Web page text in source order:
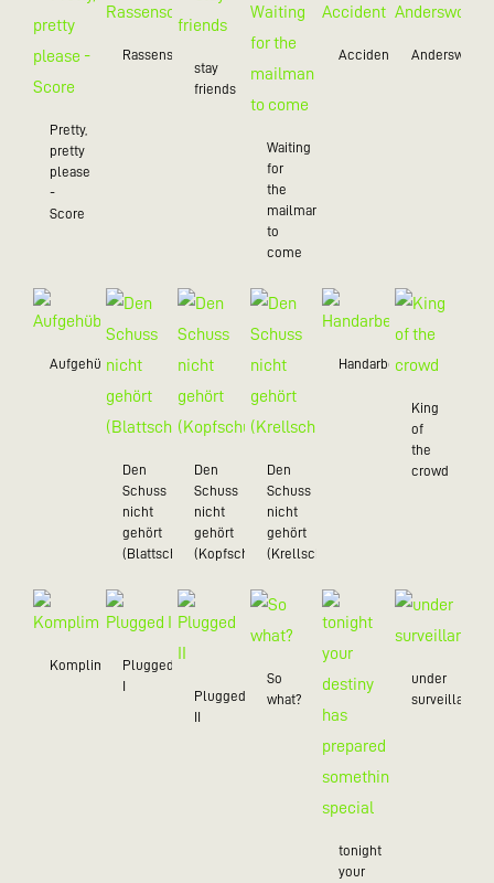
Pretty,
pretty
please
-
Score
Rassenschau
stay
friends
Waiting
for
the
mailman
to
come
Accident Anderswo
Aufgehübscht
Den
Schuss
nicht
gehört
(Blattschuss)
Den
Schuss
nicht
gehört
(Kopfschuss)
Den
Schuss
nicht
gehört
(Krellschuss)
Handarbeit
King
of
the
crowd
KomplimentPlugged
I
Plugged
II
So
what?
tonight
your
under
surveillance